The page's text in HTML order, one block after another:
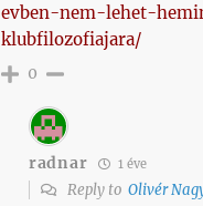
evben-nem-lehet-
klubfilozofiajara/
0
radnar 1 éve
Reply to Olivér